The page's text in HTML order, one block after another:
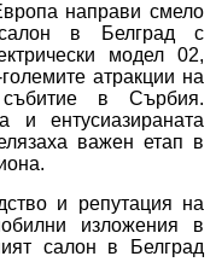
направи смело
в Белград с
модел 02,
атракции на
събитие в Сърбия.
и ентусиазираната
важен етап в
и репутация на
изложения в
салон в Белград